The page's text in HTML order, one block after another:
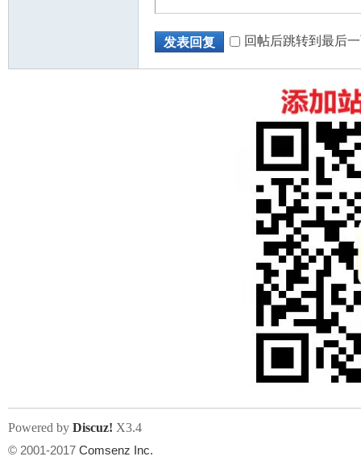
发表回复 回帖后跳转到最后
Powered by Discuz! X3.4
© 2001-2017 Comsenz Inc.